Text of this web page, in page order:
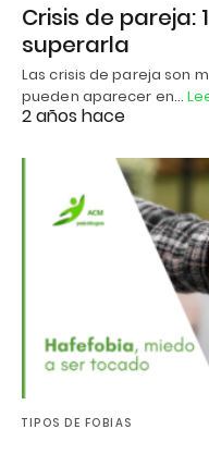
Crisis de pareja:
superarla
Las crisis de pareja son
pueden aparecer en…
2 años hace
TIPOS DE FOBIAS